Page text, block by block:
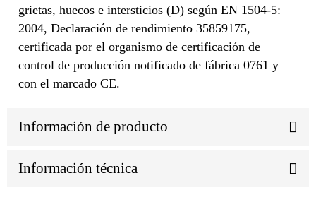
grietas, huecos e intersticios (D) según EN 1504-5:
2004, Declaración de rendimiento 35859175,
certificada por el organismo de certificación de
control de producción notificado de fábrica 0761 y
con el marcado CE.
Información de producto
Información técnica